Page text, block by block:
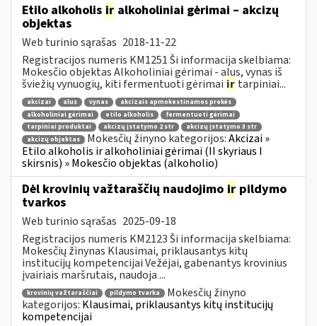
Etilo alkoholis ir alkoholiniai gėrimai – akcizų
objektas
Web turinio sąrašas 2018-11-22
Registracijos numeris KM1251 Ši informacija skelbiama:
Mokesčio objektas Alkoholiniai gėrimai - alus, vynas iš
šviežių vynuogių, kiti fermentuoti gėrimai ir tarpiniai...
akcizai alus vynas
akcizais apmokestinamos prekės
alkoholiniai gėrimai
etilo alkoholis
fermentuoti gėrimai
tarpiniai produktai
akcizų įstatymo 2 str
akcizų įstatymo 3 str
akcizų objektas
Mokesčių žinyno kategorijos:Akcizai »
Etilo alkoholis ir alkoholiniai gėrimai (II skyriaus I
skirsnis) » Mokesčio objektas (alkoholio)
Dėl krovinių važtaraščių naudojimo ir pildymo
tvarkos
Web turinio sąrašas 2025-09-18
Registracijos numeris KM2123 Ši informacija skelbiama:
Mokesčių žinynas Klausimai, priklausantys kitų
institucijų kompetencijai Vežėjai, gabenantys krovinius
įvairiais maršrutais, naudoja ...
krovinių važtaraščiai pildymo tvarka
Mokesčių žinyno
kategorijos: Klausimai, priklausantys kitų institucijų
kompetencijai